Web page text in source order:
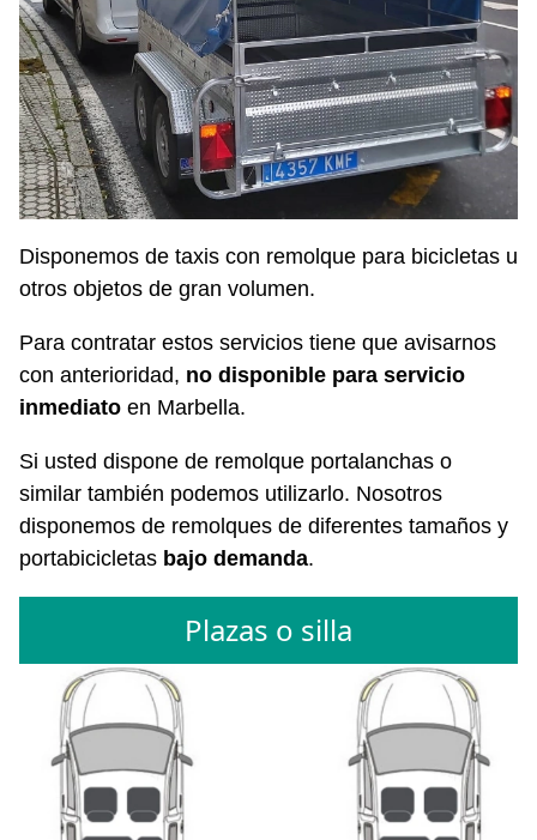
Disponemos de taxis con remolque para bicicletas u
otros objetos de gran volumen.
Para contratar estos servicios tiene que avisarnos
con anterioridad, no disponible para servicio
inmediato en Marbella.
Si usted dispone de remolque portalanchas o
similar también podemos utilizarlo. Nosotros
disponemos de remolques de diferentes tamaños y
portabicicletas bajo demanda.
Plazas o silla